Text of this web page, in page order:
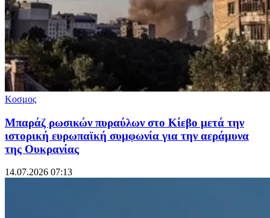
Κοσμος
Μπαράζ ρωσικών πυραύλων στο Κίεβο μετά την
ιστορική ευρωπαϊκή συμφωνία για την αεράμυνα
της Ουκρανίας
14.07.2026 07:13